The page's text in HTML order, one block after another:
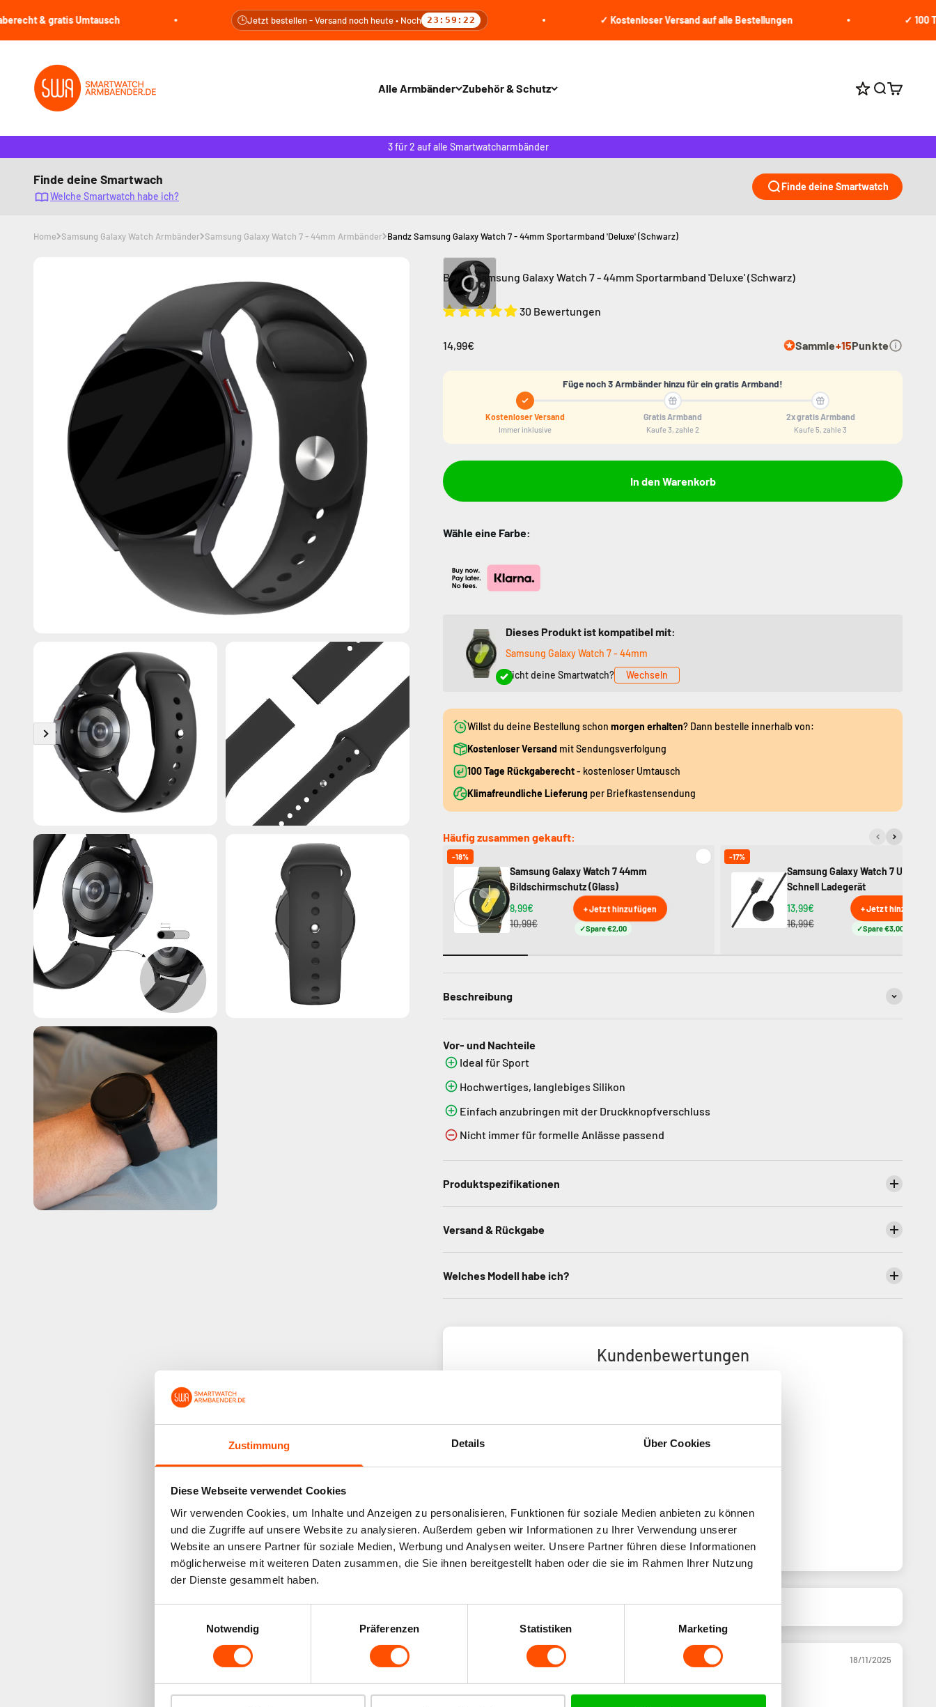
Zustimmung Details Über Cookies
Diese Webseite verwendet Cookies
Wir verwenden Cookies, um Inhalte und Anzeigen zu personalisieren, Funktionen für soziale Medien anbieten zu können
und die Zugriffe auf unsere Website zu analysieren. Außerdem geben wir Informationen zu Ihrer Verwendung unserer
Website an unsere Partner für soziale Medien, Werbung und Analysen weiter. Unsere Partner führen diese Informationen
möglicherweise mit weiteren Daten zusammen, die Sie ihnen bereitgestellt haben oder die sie im Rahmen Ihrer Nutzung
der Dienste gesammelt haben.
Notwendig
Präferenzen Statistiken Marketing
gratis Umtausch Jetzt bestellen - Versand noch heute • Noch 23:59:20 ✓ Kostenloser Versand auf alle Bestellungen ✓ 100 Tage
Alle Armbänder Zubehör & Schutz
smartwatcharmbaender.de
Punkte bei
Suche
3 für 2 auf alle Smartwatcharmbänder
Finde deine Smartwach
Welche Smartwatch habe ich?
Finde deine Smartwatch
Home Samsung Galaxy Watch Armbänder Samsung Galaxy Watch 7 - 44mm Armbänder Bandz Samsung Galaxy Watch 7 - 44mm Sportarmband 'Deluxe' (Schwarz)
Bandz Samsung Galaxy Watch 7 - 44mm Sportarmband 'Deluxe' (Schwarz)
30 Bewertungen
14,99€ Sammle+15Punkte
Füge noch 3 Armbänder hinzu für ein gratis Armband!
Kostenloser Versand
Immer inklusive
Gratis Armband
Kaufe 3, zahle 2
2x gratis Armband
Kaufe 5, zahle 3
In den Warenkorb
Wähle eine Farbe:
Dieses Produkt ist kompatibel mit:
Samsung Galaxy Watch 7 - 44mm
Nicht deine Smartwatch?
Wechseln
Willst du deine Bestellung schon morgen erhalten? Dann bestelle innerhalb von:
Kostenloser Versand mit Sendungsverfolgung
100 Tage Rückgaberecht- kostenloser Umtausch
Klimafreundliche Lieferung per Briefkastensendung
Häufig zusammen gekauft:
-18%
Samsung Galaxy Watch 7 44mm
Bildschirmschutz (Glass)
8,99€
10,99€
+ Jetzt hinzufügen
Spare €2,00
-17%
Samsung Galaxy Watch 7 USB-C
Schnell Ladegerät
13,99€
16,99€
+ Jetzt hinzufügen
Spare €3,00
Beschreibung
Vor- und Nachteile
Ideal für Sport
Hochwertiges, langlebiges Silikon
Einfach anzubringen mit der Druckknopfverschluss
Nicht immer für formelle Anlässe passend
Produktspezifikationen
Versand & Rückgabe
Welches Modell habe ich?
Kundenbewertungen
Bewertung schreiben
Henk
18/11/2025
Erik